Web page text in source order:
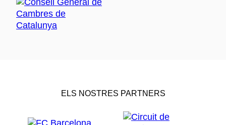
ELS NOSTRES PARTNERS